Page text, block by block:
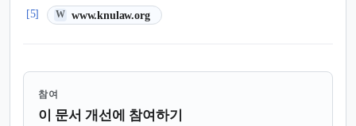
[5] W www.knulaw.org
(새 탭에서 열림)
참여
이 문서 개선에 참여하기